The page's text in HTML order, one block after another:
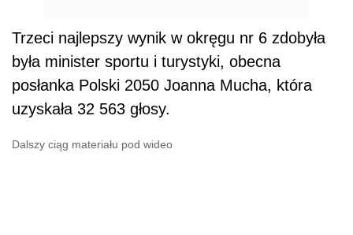
Trzeci najlepszy wynik w okręgu nr 6 zdobyła
była minister sportu i turystyki, obecna
posłanka Polski 2050 Joanna Mucha, która
uzyskała 32 563 głosy.
Dalszy ciąg materiału pod wideo